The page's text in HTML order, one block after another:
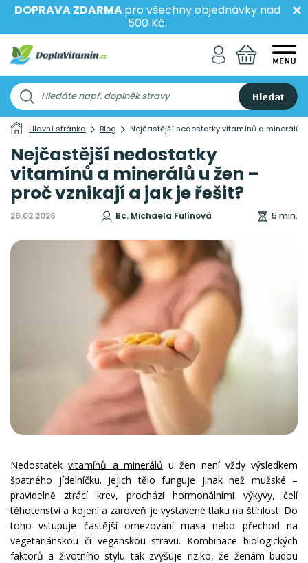
DOPRAVA ZDARMApro všechny objednávky nad
500 Kč.
Hledat
Hlavní stránka Blog Nejčastější nedostatky vitamínů a minerálů
Nejčastější nedostatky
vitamínů a minerálů u žen –
proč vznikají a jak je řešit?
26.02.2026 Bc. Michaela Fulínová 5 min.
Nedostatekvitamínů a minerálů u žen není vždy výsledkem
špatného jídelníčku. Jejich tělo funguje jinak než mužské –
pravidelně ztrácí krev, prochází hormonálními výkyvy, čelí
těhotenství a kojení a zároveň je vystavené tlaku na štíhlost. Do
toho vstupuje častější omezování masa nebo přechod na
vegetariánskou či veganskou stravu. Kombinace biologických
faktorů a životního stylu tak zvyšuje riziko, že ženám budou